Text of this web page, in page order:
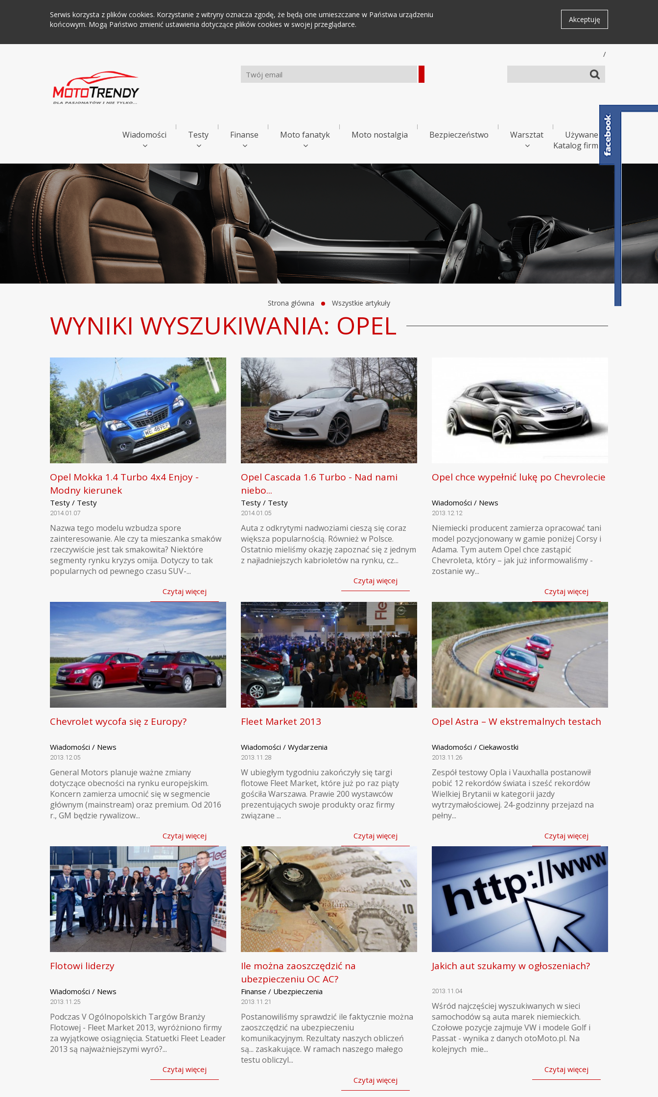
Serwis korzysta z plików cookies. Korzystanie z witryny oznacza zgodę, że będą one umieszczane w Państwa urządzeniu
końcowym. Mogą Państwo zmienić ustawienia dotyczące plików cookies w swojej przeglądarce.
Akceptuję
/
Wiadomości Testy Finanse Moto fanatyk Moto nostalgia Bezpieczeństwo Warsztat
Używane
Katalog firm
Strona główna Wszystkie artykuły
WYNIKI WYSZUKIWANIA: OPEL
Opel Mokka 1.4 Turbo 4x4 Enjoy -
Modny kierunek
Testy / Testy
2014.01.07
Nazwa tego modelu wzbudza spore
zainteresowanie. Ale czy ta mieszanka smaków
rzeczywiście jest tak smakowita? Niektóre
segmenty rynku kryzys omija. Dotyczy to tak
popularnych od pewnego czasu SUV-...
Czytaj więcej
Opel Cascada 1.6 Turbo - Nad nami
niebo...
Testy / Testy
2014.01.05
Auta z odkrytymi nadwoziami cieszą się coraz
większa popularnością. Również w Polsce.
Ostatnio mieliśmy okazję zapoznać się z jednym
z najładniejszych kabrioletów na rynku, cz...
Czytaj więcej
Opel chce wypełnić lukę po Chevrolecie
Wiadomości / News
2013.12.12
Niemiecki producent zamierza opracować tani
model pozycjonowany w gamie poniżej Corsy i
Adama. Tym autem Opel chce zastąpić
Chevroleta, który – jak już informowaliśmy -
zostanie wy...
Czytaj więcej
Chevrolet wycofa się z Europy?
Wiadomości / News
2013.12.05
General Motors planuje ważne zmiany
dotyczące obecności na rynku europejskim.
Koncern zamierza umocnić się w segmencie
głównym (mainstream) oraz premium. Od 2016
r., GM będzie rywalizow...
Czytaj więcej
Fleet Market 2013
Wiadomości / Wydarzenia
2013.11.28
W ubiegłym tygodniu zakończyły się targi
flotowe Fleet Market, które już po raz piąty
gościła Warszawa. Prawie 200 wystawców
prezentujących swoje produkty oraz firmy
związane ...
Czytaj więcej
Opel Astra – W ekstremalnych testach
Wiadomości / Ciekawostki
2013.11.26
Zespół testowy Opla i Vauxhalla postanowił
pobić 12 rekordów świata i sześć rekordów
Wielkiej Brytanii w kategorii jazdy
wytrzymałościowej. 24-godzinny przejazd na
pełny...
Czytaj więcej
Flotowi liderzy
Wiadomości / News
2013.11.25
Podczas V Ogólnopolskich Targów Branży
Flotowej - Fleet Market 2013, wyróżniono firmy
za wyjątkowe osiągnięcia. Statuetki Fleet Leader
2013 są najważniejszymi wyró?...
Czytaj więcej
Ile można zaoszczędzić na
ubezpieczeniu OC AC?
Finanse / Ubezpieczenia
2013.11.21
Postanowiliśmy sprawdzić ile faktycznie można
zaoszczędzić na ubezpieczeniu
komunikacyjnym. Rezultaty naszych obliczeń
są... zaskakujące. W ramach naszego małego
testu obliczyl...
Czytaj więcej
Jakich aut szukamy w ogłoszeniach?
2013.11.04
Wśród najczęściej wyszukiwanych w sieci
samochodów są auta marek niemieckich.
Czołowe pozycje zajmuje VW i modele Golf i
Passat - wynika z danych otoMoto.pl. Na
kolejnych mie...
Czytaj więcej